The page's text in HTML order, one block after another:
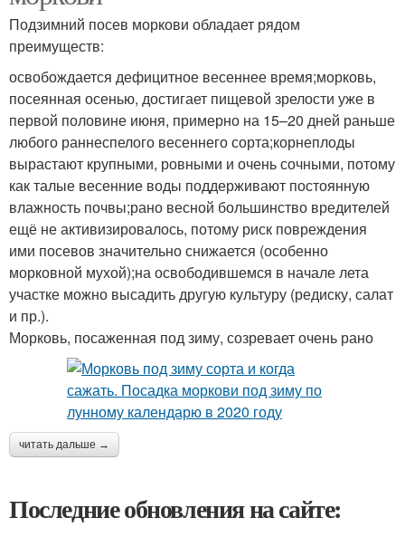
Подзимний посев моркови обладает рядом
преимуществ:
освобождается дефицитное весеннее время;морковь,
посеянная осенью, достигает пищевой зрелости уже в
первой половине июня, примерно на 15–20 дней раньше
любого раннеспелого весеннего сорта;корнеплоды
вырастают крупными, ровными и очень сочными, потому
как талые весенние воды поддерживают постоянную
влажность почвы;рано весной большинство вредителей
ещё не активизировалось, потому риск повреждения
ими посевов значительно снижается (особенно
морковной мухой);на освободившемся в начале лета
участке можно высадить другую культуру (редиску, салат
и пр.).
Морковь, посаженная под зиму, созревает очень рано
читать дальше →
Последние обновления на сайте: